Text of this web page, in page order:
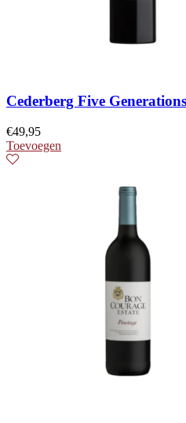
Cederberg Five
€49,95
Toevoegen